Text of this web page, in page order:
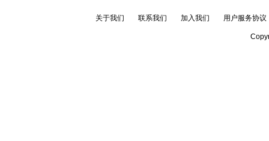
关于我们 联系我们 加入我们 用户服务协议